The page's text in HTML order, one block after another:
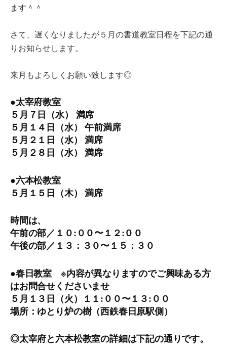
ます＾＾
さて、遅くなりましたが５月の書道教室日程を下記の通
りお知らせします。
来月もよろしくお願い致します◎
●太宰府教室
５月７日（水） 満席
５月１４日（水） 午前満席
５月２１日（水） 満席
５月２８日（水） 満席
●六本松教室
５月１５日（木） 満席
時間は、
午前の部／１０:００〜１２:００
午後の部／１３：３０〜１５：３０
●春日教室 ※内容が異なりますのでご興味ある方
はお問合せくださいませ
５月１３日（火）１１:００〜１３:００
場所：ゆとり炉の樹（西鉄春日原駅側）
◎太宰府と六本松教室の詳細は下記の通りです。